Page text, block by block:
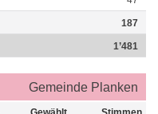
187
1’481
Gemeinde Planken